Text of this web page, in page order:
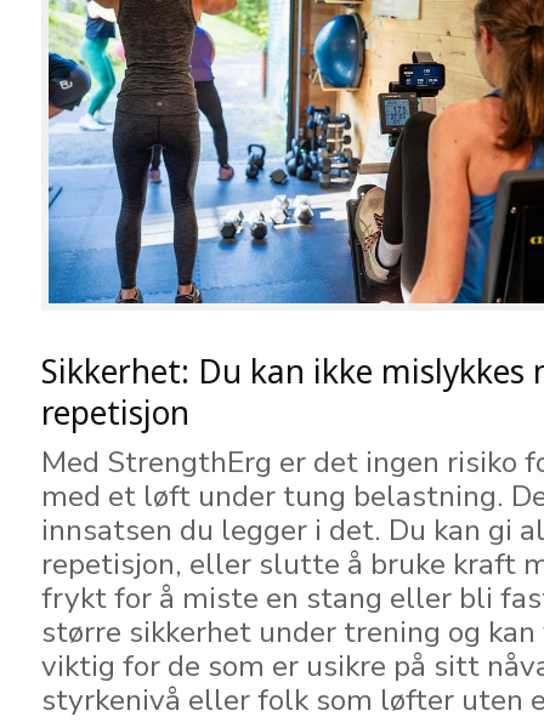
Sikkerhet: Du kan ikke mislykkes
repetisjon
Med StrengthErg er det ingen risiko
med et løft under tung belastning.
innsatsen du legger i det. Du kan gi
repetisjon, eller slutte å bruke kraft
frykt for å miste en stang eller bli
større sikkerhet under trening og
viktig for de som er usikre på sitt
styrkenivå eller folk som løfter uten